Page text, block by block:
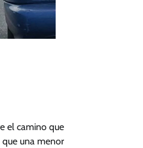
el camino que
que una menor